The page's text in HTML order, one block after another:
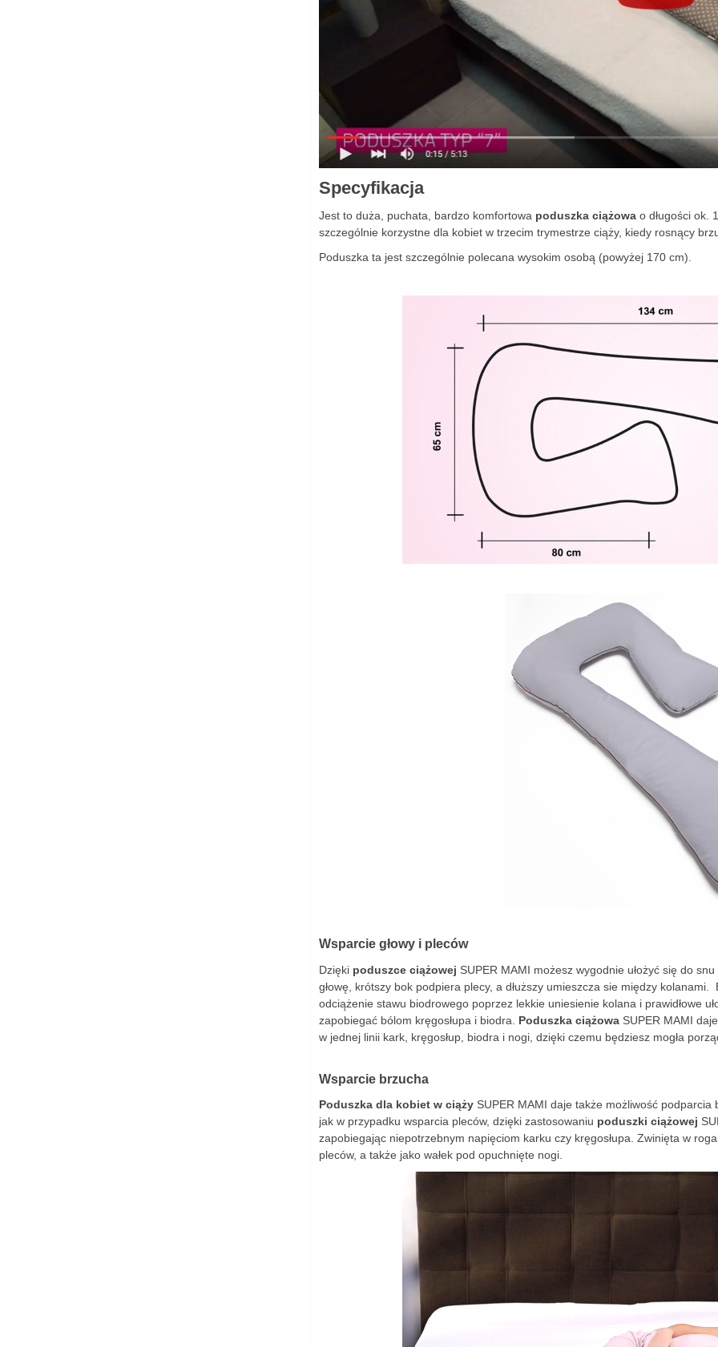
Specyfikacja
Jest to duża, puchata, bardzo komfortowa poduszka ciążowa o długości ok.
szczególnie korzystne dla kobiet w trzecim trymestrze ciąży, kiedy rosnący
Poduszka ta jest szczególnie polecana wysokim osobą (powyżej 170 cm).
Wsparcie głowy i pleców
Dzięki poduszce ciążowej SUPER MAMI możesz wygodnie ułożyć się do
głowę, krótszy bok podpiera plecy, a dłuższy umieszcza sie między
odciążenie stawu biodrowego poprzez lekkie uniesienie kolana i prawidłowe
zapobiegać bólom kręgosłupa i biodra. Poduszka ciążowa SUPER MAMI
w jednej linii kark, kręgosłup, biodra i nogi, dzięki czemu będziesz mogła
Wsparcie brzucha
Poduszka dla kobiet w ciąży SUPER MAMI daje także możliwość
jak w przypadku wsparcia pleców, dzięki zastosowaniu poduszki ciążowej
zapobiegając niepotrzebnym napięciom karku czy kręgosłupa. Zwinięta w
pleców, a także jako wałek pod opuchnięte nogi.